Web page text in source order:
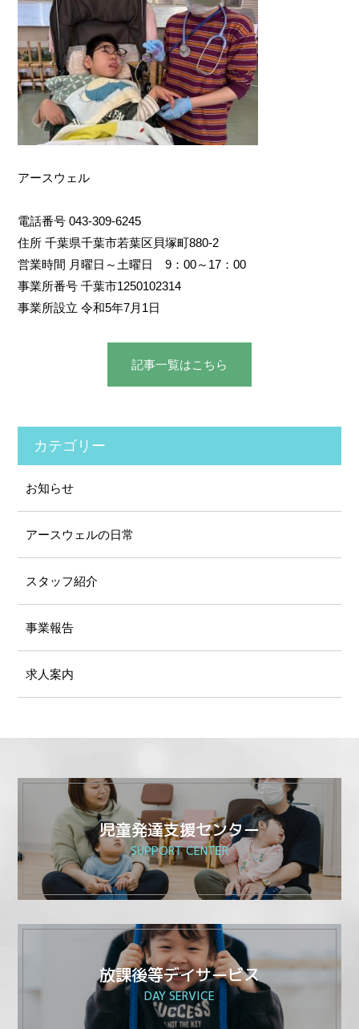
アースウェル
電話番号 043-309-6245
住所 千葉県千葉市若葉区貝塚町880-2
営業時間 月曜日～土曜日 9：00～17：00
事業所番号 千葉市1250102314
事業所設立 令和5年7月1日
記事⼀覧はこちら
カテゴリー
お知らせ
アースウェルの⽇常
スタッフ紹介
事業報告
求人案内
児童発達支援センター
SUPPORT CENTER
放課後等デイサービス
DAY SERVICE